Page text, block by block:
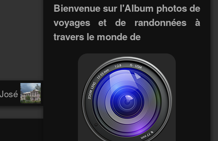
Bienvenue sur l'Album photos de
voyages et de randonnées à
travers le monde de